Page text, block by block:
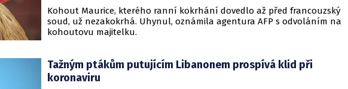
Kohout Maurice, kterého ranní kokrhání dovedlo až před francouzský
soud, už nezakokrhá. Uhynul, oznámila agentura AFP s odvoláním na
kohoutovu majitelku.
Tažným ptákům putujícím Libanonem prospívá klid při
koronaviru